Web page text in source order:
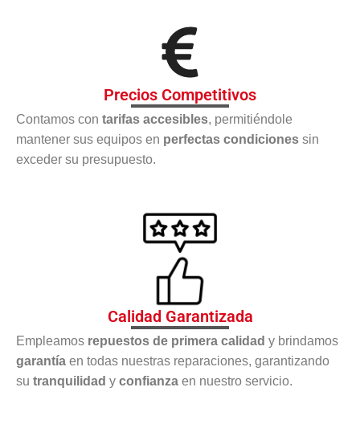
Precios Competitivos
Contamos con tarifas accesibles, permitiéndole
mantener sus equipos en perfectas condiciones sin
exceder su presupuesto.
Calidad Garantizada
Empleamos repuestos de primera calidad y brindamos
garantía en todas nuestras reparaciones, garantizando
su tranquilidad y confianza en nuestro servicio.